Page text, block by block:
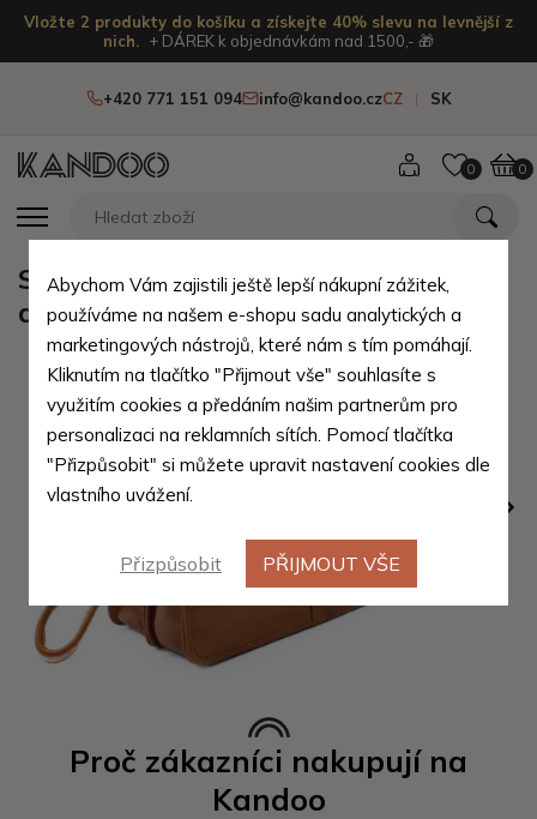
Vložte 2 produkty do košíku a získejte 40% slevu na levnější z
nich.
+ DÁREK k objednávkám nad 1500,- 🎁
+420 771 151 094 info@kandoo.czCZ SK
0 0
Proč zákazníci nakupují na
Kandoo
Světle hnědá pánská kožená
dokladová etue Kylien
Abychom Vám zajistili ještě lepší nákupní zážitek,
používáme na našem e-shopu sadu analytických a
marketingových nástrojů, které nám s tím pomáhají.
Kliknutím na tlačítko "Přijmout vše" souhlasíte s
využitím cookies a předáním našim partnerům pro
personalizaci na reklamních sítích. Pomocí tlačítka
"Přizpůsobit" si můžete upravit nastavení cookies dle
vlastního uvážení.
Přizpůsobit PŘIJMOUT VŠE